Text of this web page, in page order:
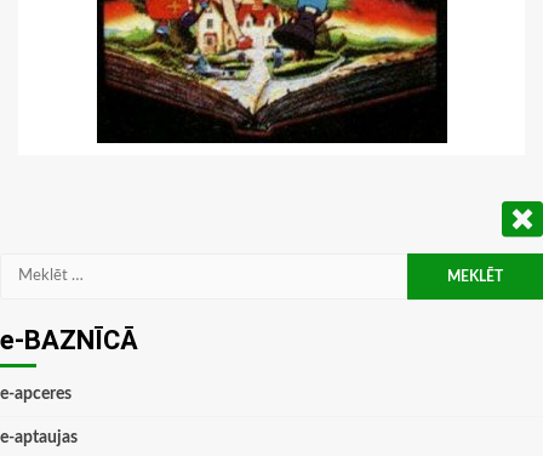
Meklēt:
e-BAZNĪCĀ
e-apceres
e-aptaujas